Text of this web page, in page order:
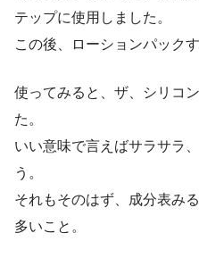
テップに使用しました。
この後、ローションパック
使ってみると、ザ、シリコ
た。
いい意味で言えばサラサラ
う。
それもそのはず、成分表み
多いこと。